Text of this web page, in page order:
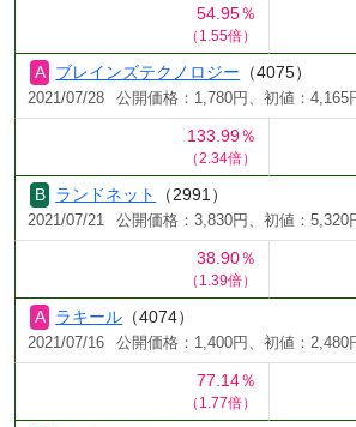
54.95％
（1.55倍）
ブレインズテクノロジー （4075）
2021/07/28 公開価格：1,780円、初値：4,165
133.99％
（2.34倍）
ランドネット （2991）
2021/07/21 公開価格：3,830円、初値：5,320
38.90％
（1.39倍）
ラキール （4074）
2021/07/16 公開価格：1,400円、初値：2,480
77.14％
（1.77倍）